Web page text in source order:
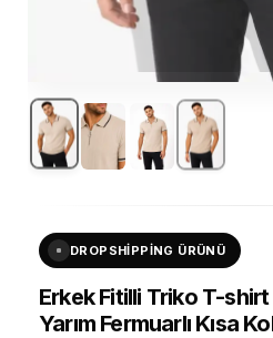
DROPSHIPPING ÜRÜNÜ
Erkek Fitilli Triko T-
Yarım Fermuarlı Kısa